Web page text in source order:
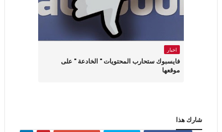
اخبار
فايسبوك ستحارب المحتويات " الخادعة " على
موقعها
شارك هذا